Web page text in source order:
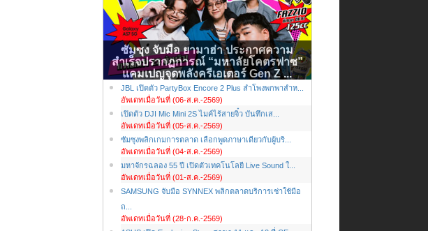
ซัมซุง จับมือ ยามาฮ่า ประกาศความ
สำเร็จปรากฏการณ์ “มหาลัยโคตรฟาซ”
แคมเปญจุดพลังครีเอเตอร์ Gen Z ...
JBL เปิดตัว PartyBox Encore 2 Plus ลำโพงพกพาสำห...
อัพเดทเมื่อวันที่ (06-ส.ค.-2569)
เปิดตัว DJI Mic Mini 2S ไมค์ไร้สายจิ๋ว บันทึกเส...
อัพเดทเมื่อวันที่ (05-ส.ค.-2569)
ซัมซุงพลิกเกมการตลาด เลือกพูดภาษาเดียวกับผู้บริ...
อัพเดทเมื่อวันที่ (04-ส.ค.-2569)
มหาจักรฉลอง 55 ปี เปิดตัวเทคโนโลยี Live Sound ใ...
อัพเดทเมื่อวันที่ (01-ส.ค.-2569)
SAMSUNG จับมือ SYNNEX พลิกตลาดบริการเช่าใช้มือ
ถ...
อัพเดทเมื่อวันที่ (28-ก.ค.-2569)